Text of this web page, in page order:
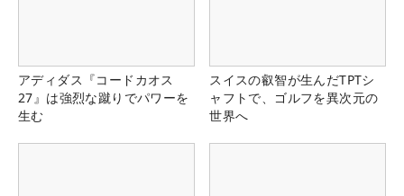
アディダス『コードカオス
27』は強烈な蹴りでパワーを
生む
スイスの叡智が生んだTPTシ
ャフトで、ゴルフを異次元の
世界へ